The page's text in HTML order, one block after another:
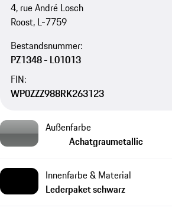
4, rue André Losch
Roost, L-7759
Bestandsnummer:
PZ1348 - L01013
FIN:
WP0ZZZ988RK263123
Außenfarbe
Achatgraumetallic
Innenfarbe & Material
Lederpaket schwarz